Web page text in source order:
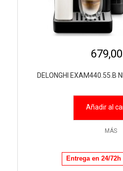
DELONGHI EXAM440.55.B
Añadir al
MÁS
Entrega en 24/